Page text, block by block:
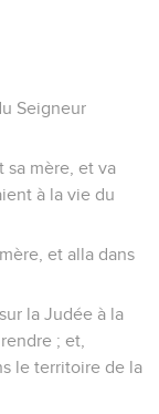
Seigneur
sa mère, et va
à la vie du
et alla dans
la Judée à la
; et,
le territoire de la